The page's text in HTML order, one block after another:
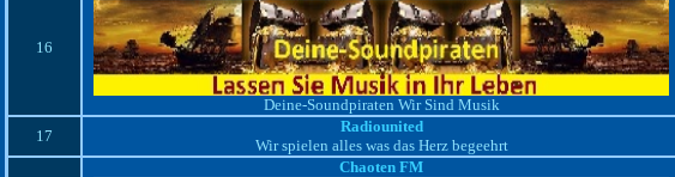
16
Deine-Soundpiraten Wir Sind Musik
17
Radiounited
Wir spielen alles was das Herz begeehrt
Chaoten FM